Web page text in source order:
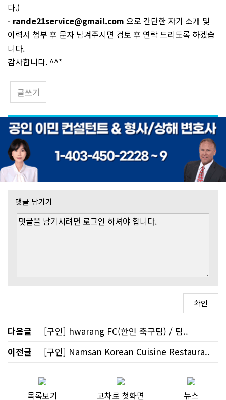
다.)
- rande21service@gmail.com 으로 간단한 자기 소개 및
이력서 첨부 후 문자 남겨주시면 검토 후 연락 드리도록 하겠습
니다.
감사합니다. ^^*
글쓰기
댓글 남기기
다음글
[구인] hwarang FC(한인 축구팀) / 팀..
이전글
[구인] Namsan Korean Cuisine Restaura..
목록보기 교차로 첫화면 뉴스